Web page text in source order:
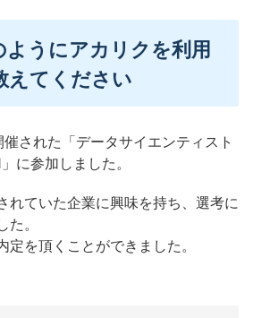
ようにアカリクを利用
えてください
された「データサイエンティスト
に参加しました。
れていた企業に興味を持ち、選考に
。
を頂くことができました。